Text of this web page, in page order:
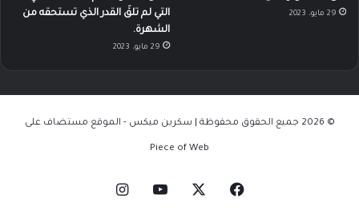
29 مايو، 2023
التي لم تلقَ القدر الذي تستحقه من
الشهرة.
29 مايو، 2023
© 2026 جميع الحقوق محفوظة | سكرين ميكس - الموقع مستضاف على
Piece of Web
فيسبوك ‫YouTube